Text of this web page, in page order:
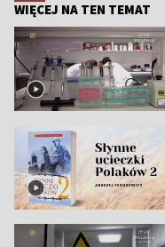
WIĘCEJ NA TEN TEMAT